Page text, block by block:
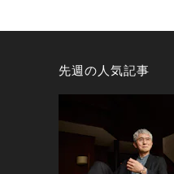
先週の人気記事